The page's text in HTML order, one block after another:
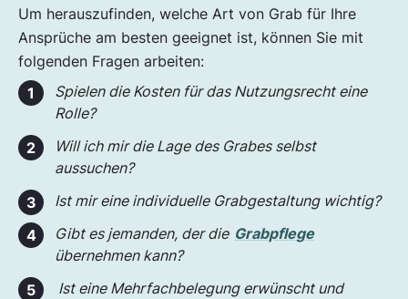
Grabkosten am Beispiel der Friedhöfe Wien
Wie groß und tief muss ein Grab sein?
Ruherecht
Ein Grab auflösen
FAQs zum Thema Grab
Um herauszufinden, welche Art von Grab für Ihre
Ansprüche am besten geeignet ist, können Sie mit
folgenden Fragen arbeiten:
Spielen die Kosten für das Nutzungsrecht eine
Rolle?
Will ich mir die Lage des Grabes selbst
aussuchen?
Ist mir eine individuelle Grabgestaltung wichtig?
Gibt es jemanden, der die Grabpflege
übernehmen kann?
Ist eine Mehrfachbelegung erwünscht und